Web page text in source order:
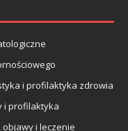
i profilaktyka zdrowia
i profilaktyka
i leczenie